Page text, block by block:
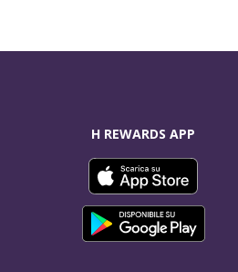
H REWARDS APP